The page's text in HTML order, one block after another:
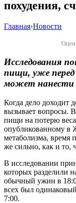
похудения,
Главная›Новости
Исследования
пищи, уже перед
может нанести
Когда дело доходит
вызывает вопросы.
пищи на потерю
опубликованному в
метаболизма, время
же сильно, как и то,
В исследовании
которых разделили
обычный ужин в
всех был
7:00.